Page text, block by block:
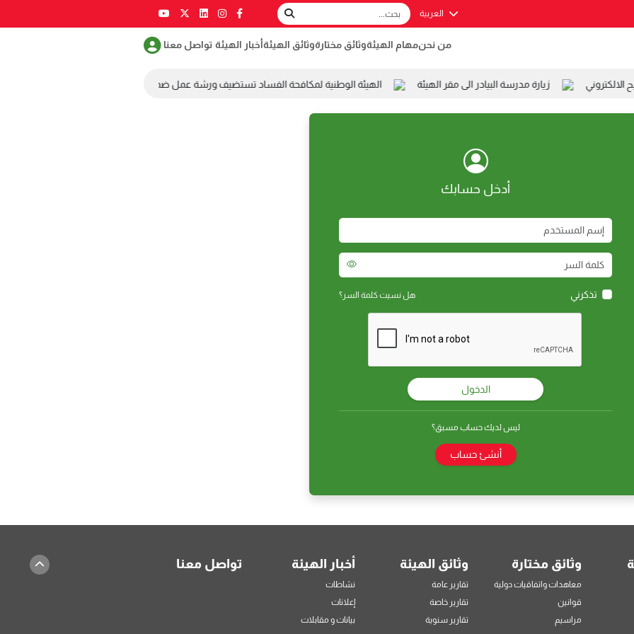
العربية
من نحنمهام الهيئةوثائق مختارةوثائق الهيئةأخبار الهيئة تواصل معنا
زيارة مدرسة البيادر الى مقر الهيئة الهيئة الوطنية لمكافحة الفساد تستضيف ورشة عمل ضمن مسابقة طلابية لمكافحة الفساد
أدخل حسابك
تذكرني هل نسيت كلمة السر؟
الدخول
ليس لديك حساب مسبق؟
أنشئ حساب
وثائق مختارة
معاهدات واتفاقيات دولية
قوانين
مراسيم
وثائق الهيئة
تقارير عامة
تقارير خاصة
تقارير سنوية
أخبار الهيئة
نشاطات
إعلانات
بيانات و مقابلات
تواصل معنا